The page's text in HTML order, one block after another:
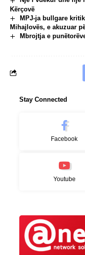
Kërçovë
MPJ-ja bullgare
Mihajlovës, e akuzuar
Mbrojtja e
Stay Connected
Facebook
Youtube